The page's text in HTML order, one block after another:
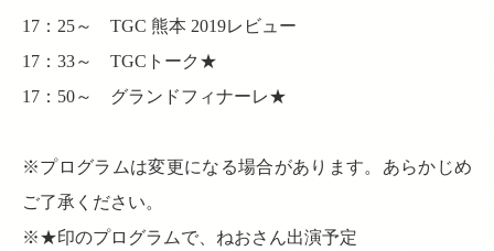
17：25～ TGC 熊本 2019レビュー
17：33～ TGCトーク★
17：50～ グランドフィナーレ★
※プログラムは変更になる場合があります。あらかじめ
ご了承ください。
※★印のプログラムで、ねおさん出演予定